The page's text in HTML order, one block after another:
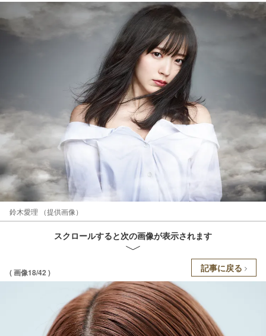
鈴木愛理 （提供画像）
スクロールすると次の画像が表示されます
( 画像18/42 ) 記事に戻る